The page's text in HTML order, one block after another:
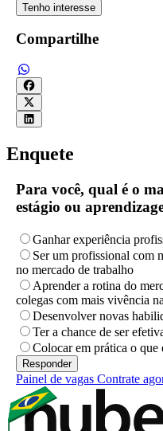
Tenho interesse
Compartilhe
Enquete
Para você, qual é o
estágio ou
Ganhar experiência
Ser um profissional com
no mercado de trabalho
Aprender a rotina do
colegas com mais vivência
Desenvolver novas
Ter a chance de ser
Colocar em prática o que
Painel de vagas Contrate